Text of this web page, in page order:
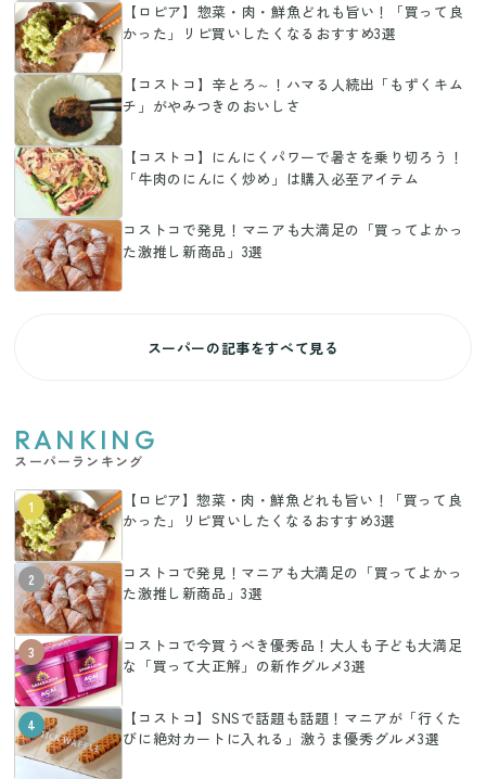
【ロピア】惣菜・肉・鮮魚どれも旨い！「買って良
かった」リピ買いしたくなるおすすめ3選
【コストコ】辛とろ～！ハマる人続出「もずくキム
チ」がやみつきのおいしさ
【コストコ】にんにくパワーで暑さを乗り切ろう！
「牛肉のにんにく炒め」は購入必至アイテム
コストコで発見！マニアも大満足の「買ってよかっ
た激推し新商品」3選
スーパーの記事をすべて見る
RANKING
スーパーランキング
1
【ロピア】惣菜・肉・鮮魚どれも旨い！「買って良
かった」リピ買いしたくなるおすすめ3選
2
コストコで発見！マニアも大満足の「買ってよかっ
た激推し新商品」3選
3
コストコで今買うべき優秀品！大人も子ども大満足
な「買って大正解」の新作グルメ3選
4
【コストコ】SNSで話題も話題！マニアが「行くた
びに絶対カートに入れる」激うま優秀グルメ3選